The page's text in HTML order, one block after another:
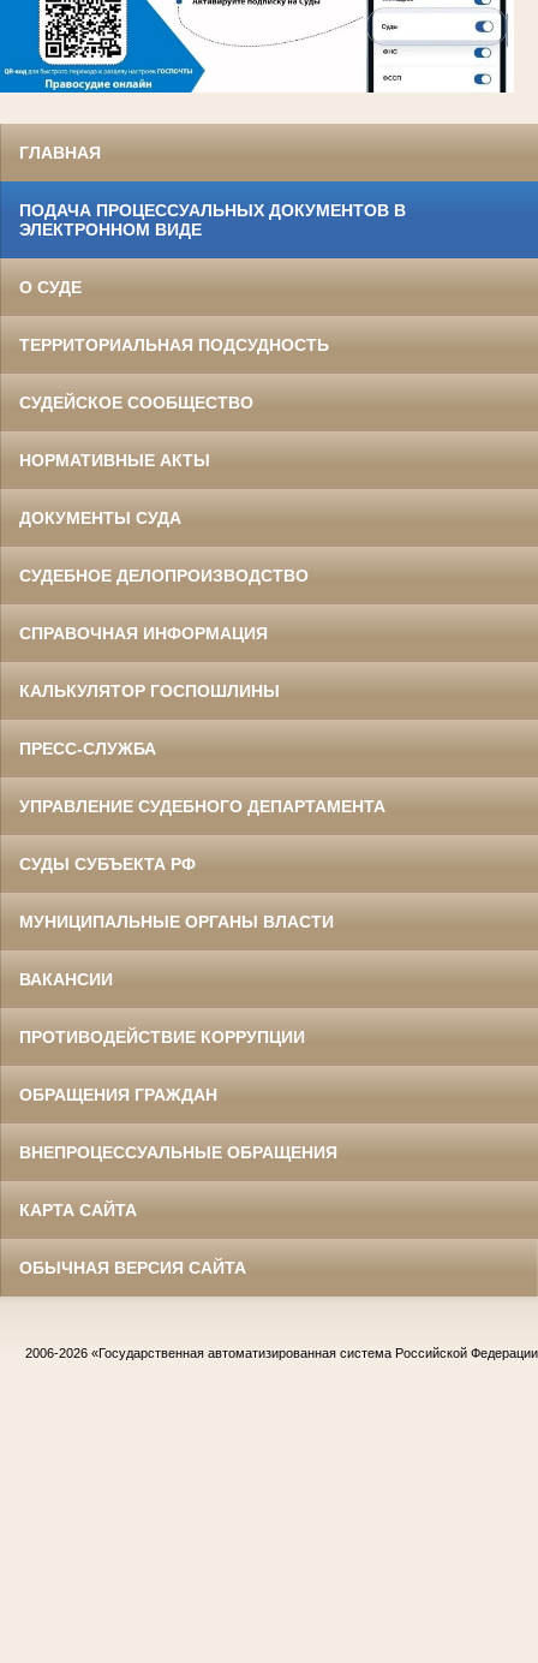
ГЛАВНАЯ
ПОДАЧА ПРОЦЕССУАЛЬНЫХ ДОКУМЕНТОВ В
ЭЛЕКТРОННОМ ВИДЕ
О СУДЕ
ТЕРРИТОРИАЛЬНАЯ ПОДСУДНОСТЬ
СУДЕЙСКОЕ СООБЩЕСТВО
НОРМАТИВНЫЕ АКТЫ
ДОКУМЕНТЫ СУДА
СУДЕБНОЕ ДЕЛОПРОИЗВОДСТВО
СПРАВОЧНАЯ ИНФОРМАЦИЯ
КАЛЬКУЛЯТОР ГОСПОШЛИНЫ
ПРЕСС-СЛУЖБА
УПРАВЛЕНИЕ СУДЕБНОГО ДЕПАРТАМЕНТА
СУДЫ СУБЪЕКТА РФ
МУНИЦИПАЛЬНЫЕ ОРГАНЫ ВЛАСТИ
ВАКАНСИИ
ПРОТИВОДЕЙСТВИЕ КОРРУПЦИИ
ОБРАЩЕНИЯ ГРАЖДАН
ВНЕПРОЦЕССУАЛЬНЫЕ ОБРАЩЕНИЯ
КАРТА САЙТА
ОБЫЧНАЯ ВЕРСИЯ САЙТА
2006-2026 «Государственная автоматизированная система Российской